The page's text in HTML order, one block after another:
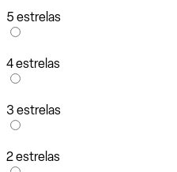
5 estrelas
4 estrelas
3 estrelas
2 estrelas